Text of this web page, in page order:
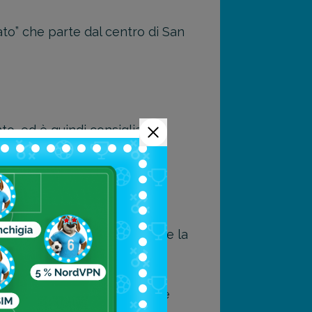
che parte dal centro di San
ed è quindi consigliata la
migliore per raggiungere la
ideale per chi vuole